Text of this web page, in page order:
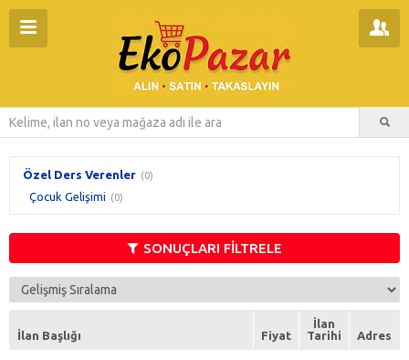
Özel Ders Verenler (0)
Çocuk Gelişimi (0)
SONUÇLARI FİLTRELE
İlan Başlığı Fiyat
İlan
Tarihi
Adres